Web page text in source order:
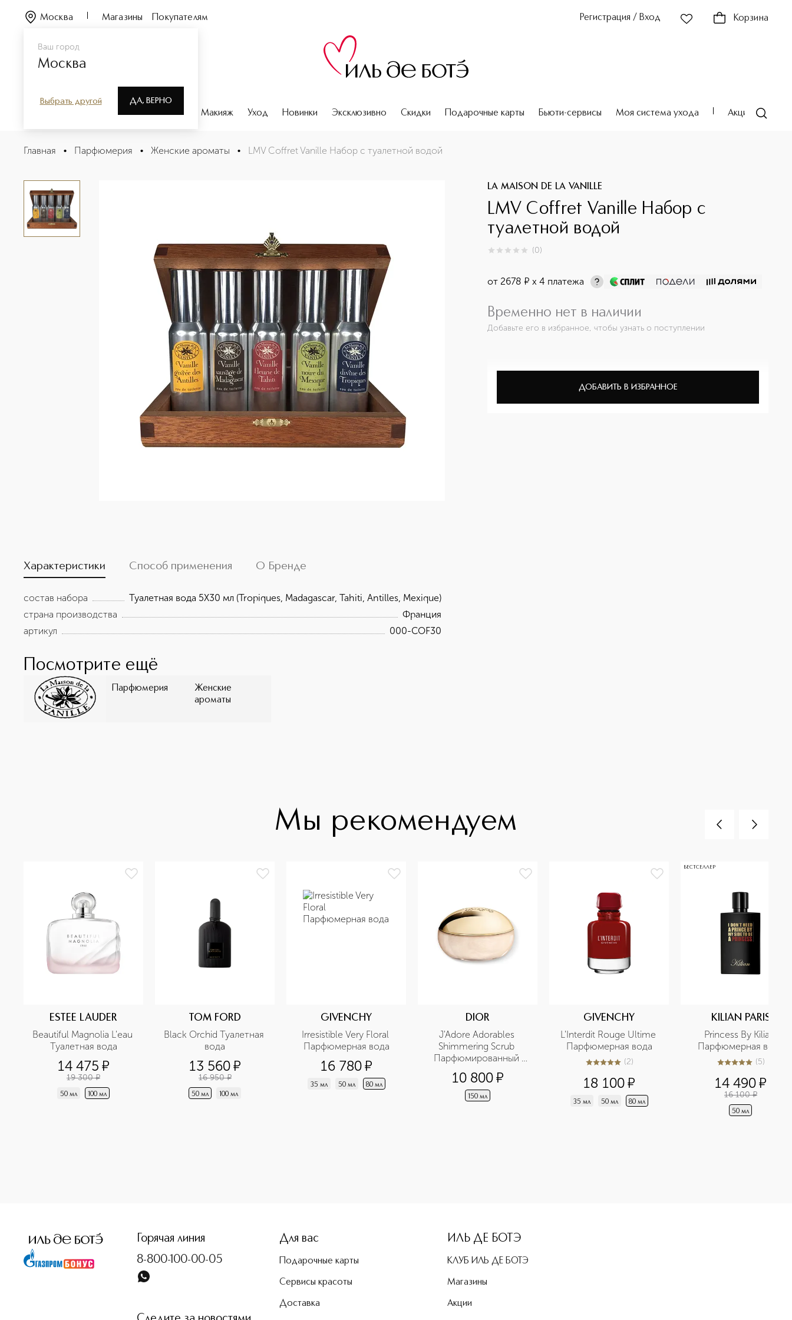
Ваш город
Москва
Выбрать другой ДА, ВЕРНО
Москва Магазины Покупателям Регистрация / Вход Корзина
Парфюмерия Макияж Уход Новинки Эксклюзивно Скидки Подарочные карты Бьюти-сервисы Моя система ухода Акции
LMV Coffret Vanille Набор с туалетной водой
Описание
Главная • Парфюмерия • Женские ароматы • LMV Coffret Vanille Набор с туалетной водой
LA MAISON DE LA VANILLE
LMV Coffret Vanille Набор с
туалетной водой
0из 0 (0)
от 2678 ¤ х 4 платежа
Временно нет в наличии
Добавьте его в избранное, чтобы узнать о поступлении
ДОБАВИТЬ В ИЗБРАННОЕ
Характеристики Способ применения О Бренде
состав набора
Туалетная вода 5X30 мл (Tropiques, Madagascar, Tahiti, Antilles, Mexique)
страна производства
Франция
артикул
000-COF30
Посмотрите ещё
Парфюмерия
Женские
ароматы
Мы рекомендуем
ESTEE LAUDER
Beautiful Magnolia L'eau
Туалетная вода
14 475 ¤
19 300 ¤
50 мл 100 мл
TOM FORD
Black Orchid Туалетная
вода
13 560¤
16 950 ¤
50 мл 100 мл
GIVENCHY
Irresistible Very Floral
Парфюмерная вода
16 780¤
35 мл 50 мл 80 мл
DIOR
J'Adore Adorables
Shimmering Scrub
Парфюмированный
скраб для тела
10 800¤
150 мл
GIVENCHY
L'Interdit Rouge Ultime
Парфюмерная вода
5из 52 (2)
18 100¤
35 мл 50 мл 80 мл
БЕСТСЕЛЛЕР
KILIAN PARIS
Princess By Kilian
Парфюмерная вода
5из 55 (5)
14 490¤
16 100 ¤
50 мл
Горячая линия
8-800-100-00-05
Для вас
Подарочные карты
Сервисы красоты
Доставка
ИЛЬ ДЕ БОТЭ
КЛУБ ИЛЬ ДЕ БОТЭ
Магазины
Акции